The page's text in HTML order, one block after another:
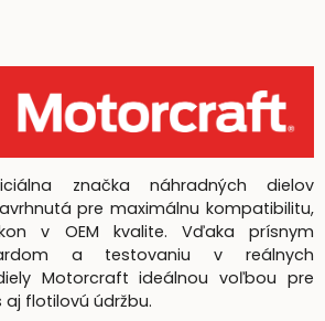
značka náhradných dielov
pre maximálnu kompatibilitu,
v OEM kvalite. Vďaka prísnym
a testovaniu v reálnych
Motorcraft ideálnou voľbou pre
flotilovú údržbu.